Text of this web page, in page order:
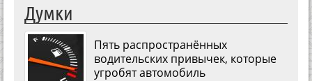
Думки
Пять распространённых
водительских привычек, которые
угробят автомобиль